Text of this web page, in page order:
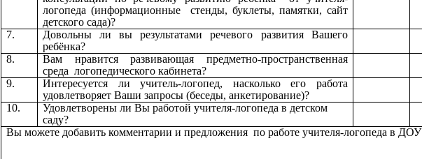
логопеда (информационные стенды, буклеты, памятки, сайт
детского сада)?
7.
Довольны ли вы результатами речевого развития Вашего
ребёнка?
8.
Вам нравится развивающая предметно-пространственная
среда логопедического кабинета?
9.
Интересуется ли учитель-логопед, насколько его работа
удовлетворяет Ваши запросы (беседы, анкетирование)?
10.
Удовлетворены ли Вы работой учителя-логопеда в детском
саду?
Вы можете добавить комментарии и предложения по работе учителя-логопеда в ДОУ